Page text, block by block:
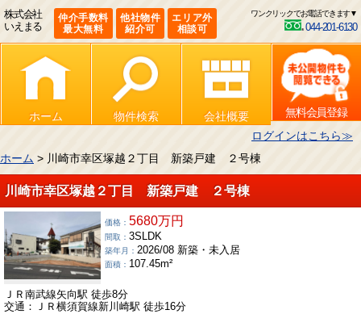
株式会社
いえまる
仲介手数料
最大無料
他社物件
紹介可
エリア外
相談可
ワンクリックでお電話できます▼
044-201-6130
ホーム 物件検索 会社概要
無料会員登録
ログインはこちら≫
ホーム > 川崎市幸区塚越２丁目 新築戸建 ２号棟
川崎市幸区塚越２丁目 新築戸建 ２号棟
価格： 5680万円
間取： 3SLDK
築年月： 2026/08 新築・未入居
面積： 107.45m²
ＪＲ南武線矢向駅 徒歩8分
交通：ＪＲ横須賀線新川崎駅 徒歩16分